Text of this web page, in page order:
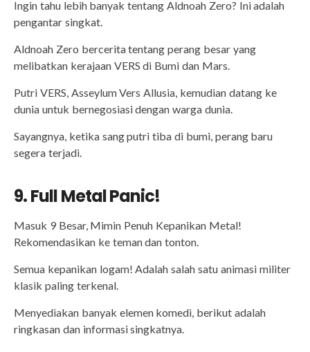
Ingin tahu lebih banyak tentang Aldnoah Zero? Ini adalah
pengantar singkat.
Aldnoah Zero bercerita tentang perang besar yang
melibatkan kerajaan VERS di Bumi dan Mars.
Putri VERS, Asseylum Vers Allusia, kemudian datang ke
dunia untuk bernegosiasi dengan warga dunia.
Sayangnya, ketika sang putri tiba di bumi, perang baru
segera terjadi.
9. Full Metal Panic!
Masuk 9 Besar, Mimin Penuh Kepanikan Metal!
Rekomendasikan ke teman dan tonton.
Semua kepanikan logam! Adalah salah satu animasi militer
klasik paling terkenal.
Menyediakan banyak elemen komedi, berikut adalah
ringkasan dan informasi singkatnya.